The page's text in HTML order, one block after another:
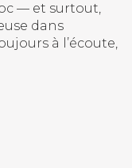
— et surtout,
dans
à l’écoute,